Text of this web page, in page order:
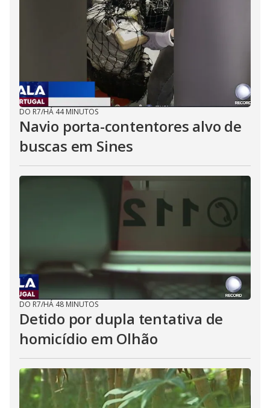
DO R7/HÁ 44 MINUTOS
Navio porta-contentores alvo de
buscas em Sines
DO R7/HÁ 48 MINUTOS
Detido por dupla tentativa de
homicídio em Olhão